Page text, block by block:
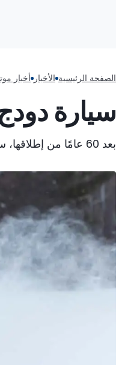
الصفحة الرئيسية الأخبار أخبار
سيارة
بعد 60 عامًا من إطلاقها، ستصل دودج تشارجر رسميًا إلى الأسواق، مزودةً بمحرك بنزين سداسي الأسطوانات سعة 3.0 لتر.